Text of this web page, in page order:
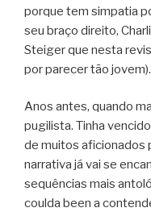
porque tem simpatia
seu braço direito,
Steiger que nesta
por parecer tão jovem).
Anos antes, quando
pugilista. Tinha
de muitos aficionados
narrativa já vai se
sequências mais
coulda been a